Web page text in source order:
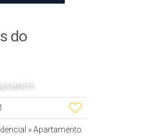
do
»Apartamento